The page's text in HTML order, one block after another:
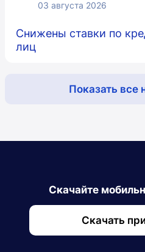
03 августа 2026
Снижены ставки по
лиц
Показать все
Скачайте
Скачать